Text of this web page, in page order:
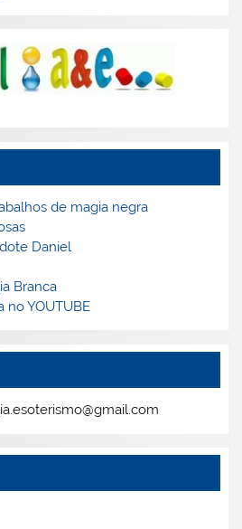
de magia negra
Daniel
Branca
no YOUTUBE